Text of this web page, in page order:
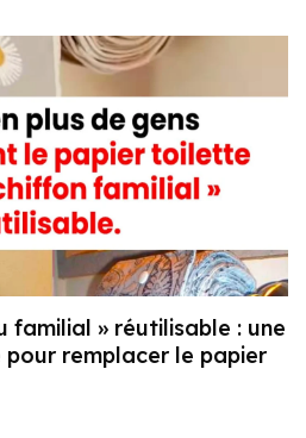
familial » réutilisable : une
pour remplacer le papier